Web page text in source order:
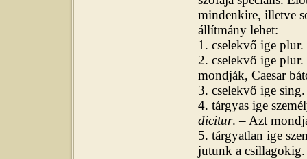
mindenkire, illetve
állítmány lehet:
1. cselekvő ige
2. cselekvő ige
mondják, Caesar
3. cselekvő ige
4. tárgyas ige
dicitur. – Azt
5. tárgyatlan ige
jutunk a csillagokig.